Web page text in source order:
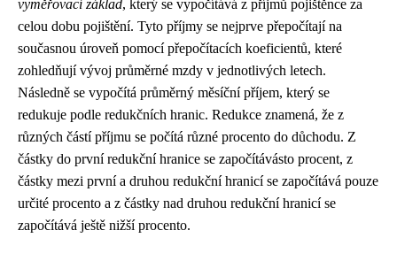
vyměřovací základ, který se vypočítává z příjmů pojištěnce za
celou dobu pojištění. Tyto příjmy se nejprve přepočítají na
současnou úroveň pomocí přepočítacích koeficientů, které
zohledňují vývoj průměrné mzdy v jednotlivých letech.
Následně se vypočítá průměrný měsíční příjem, který se
redukuje podle redukčních hranic. Redukce znamená, že z
různých částí příjmu se počítá různé procento do důchodu. Z
částky do první redukční hranice se započítávásto procent, z
částky mezi první a druhou redukční hranicí se započítává pouze
určité procento a z částky nad druhou redukční hranicí se
započítává ještě nižší procento.